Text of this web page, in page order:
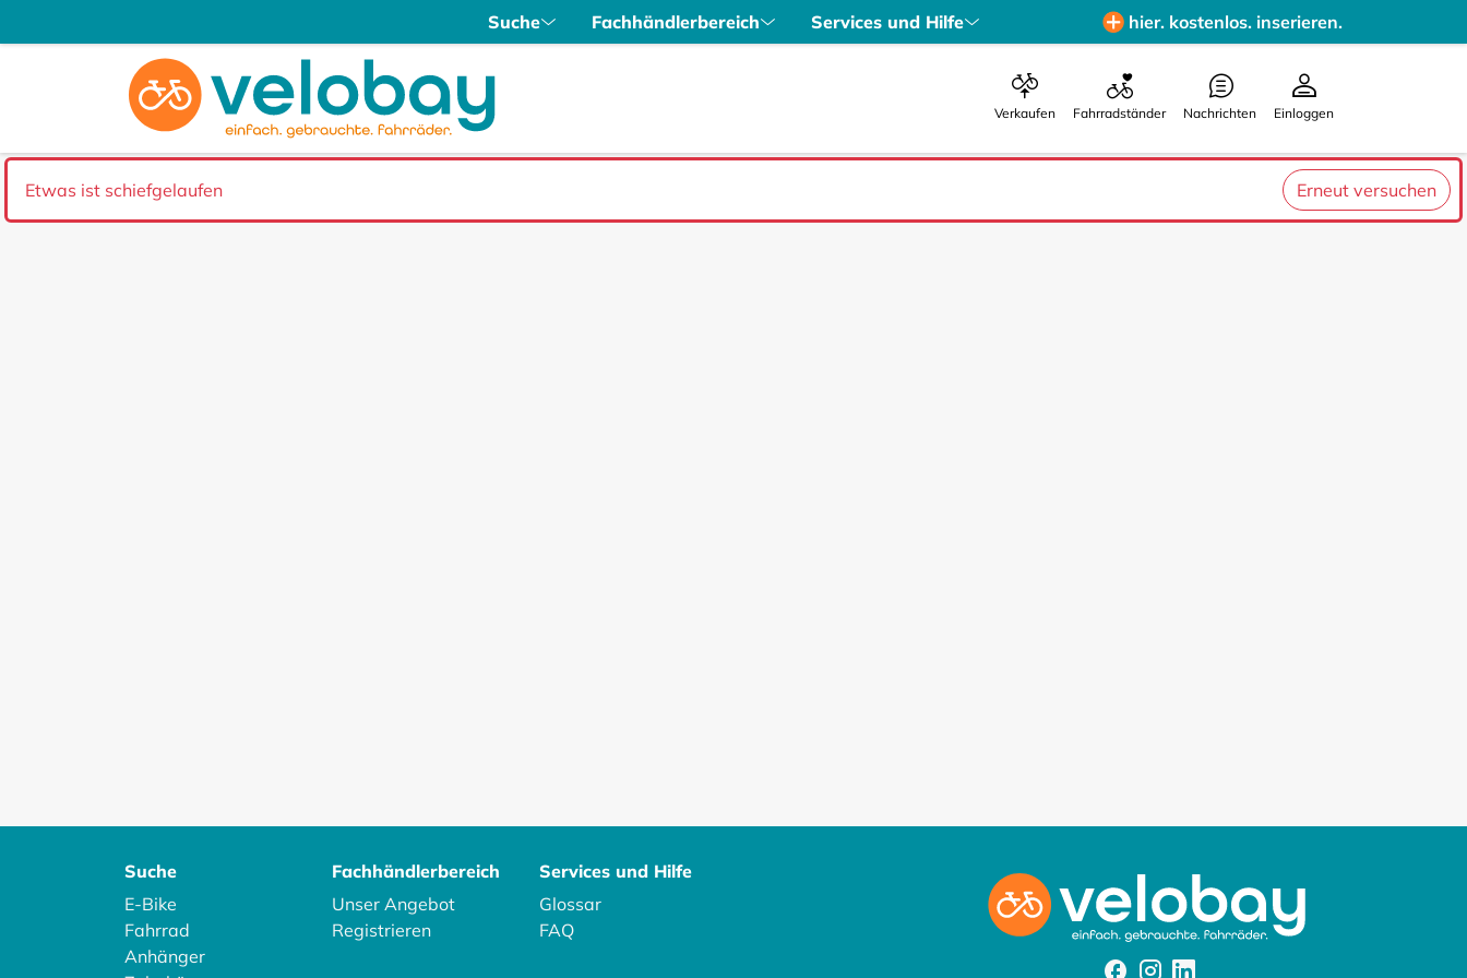
Suche Fachhändlerbereich Services und Hilfe hier. kostenlos. inserieren.
Verkaufen Fahrradständer Nachrichten Einloggen
Etwas ist schiefgelaufen Erneut versuchen
Suche
E-Bike
Fahrrad
Anhänger
Fachhändlerbereich
Unser Angebot
Registrieren
Services und Hilfe
Glossar
FAQ
FacebookInstagram